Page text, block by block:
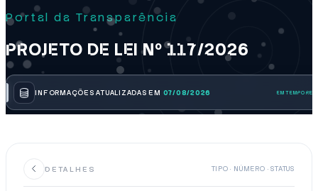
Portal da Transparência
PROJETO DE LEI Nº 117/2026
INFORMAÇÕES ATUALIZADAS EM 07/08/2026
DETALHES TIPO · NÚMERO · STATUS